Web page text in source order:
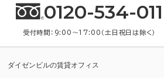
0120-534-011
受付時間：9:00〜17:00（土日祝日は除く）
ダイゼンビルの賃貸オフィス